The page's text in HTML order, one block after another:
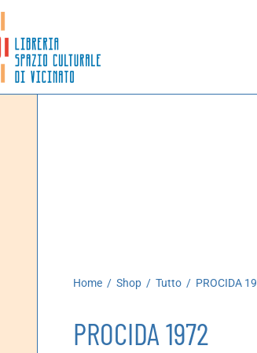
Home / Shop / Tutto / PROCIDA
PROCIDA 1972